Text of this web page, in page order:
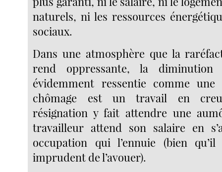
naturels, ni les ressources
sociaux.
Dans une atmosphère que la
rend oppressante, la
évidemment ressentie comme
chômage est un travail en
résignation y fait attendre une
travailleur attend son salaire en
occupation qui l’ennuie (bien
imprudent de l’avouer).